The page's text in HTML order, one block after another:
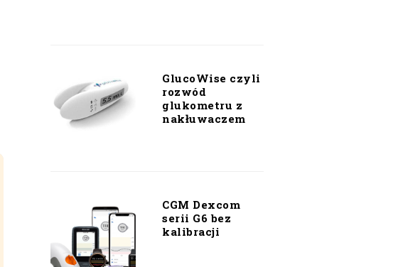
GlucoWise czyli
rozwód
glukometru z
nakłuwaczem
CGM Dexcom
serii G6 bez
kalibracji